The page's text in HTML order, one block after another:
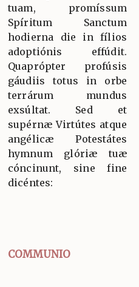
tuam, promíssum
Spíritum Sanctum
hodierna die in fílios
adoptiónis effúdit.
Quaprópter profúsis
gáudiis totus in orbe
terrárum mundus
exsúltat. Sed et
supérnæ Virtútes atque
angélicæ Potestátes
hymnum glóriæ tuæ
cóncinunt, sine fine
dicéntes:
COMMUNIO